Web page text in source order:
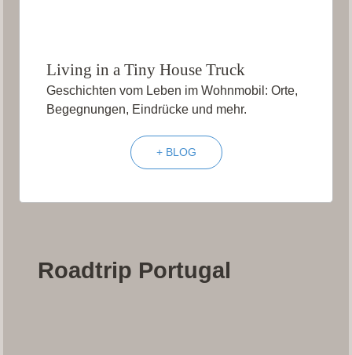
Living in a Tiny House Truck
Geschichten vom Leben im Wohnmobil: Orte,
Begegnungen, Eindrücke und mehr.
+ BLOG
Roadtrip Portugal